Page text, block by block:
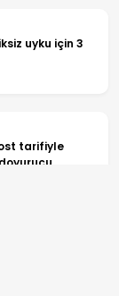
uyku için 3
tarifiyle